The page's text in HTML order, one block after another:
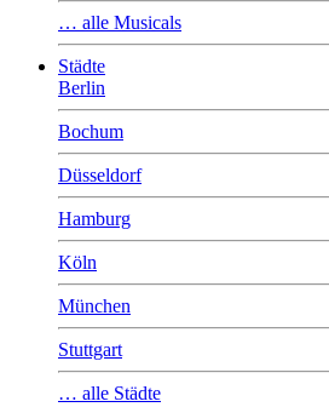
… alle Musicals
Städte
Berlin
Bochum
Düsseldorf
Hamburg
Köln
München
Stuttgart
… alle Städte